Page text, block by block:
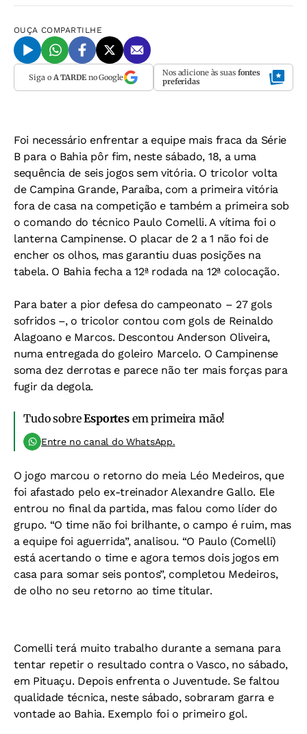
OUÇA COMPARTILHE
Siga o A TARDEno Google Nos adicione às suas fontes
preferidas
Foi necessário enfrentar a equipe mais fraca da Série
B para o Bahia pôr fim, neste sábado, 18, a uma
sequência de seis jogos sem vitória. O tricolor volta
de Campina Grande, Paraíba, com a primeira vitória
fora de casa na competição e também a primeira sob
o comando do técnico Paulo Comelli. A vítima foi o
lanterna Campinense. O placar de 2 a 1 não foi de
encher os olhos, mas garantiu duas posições na
tabela. O Bahia fecha a 12ª rodada na 12ª colocação.
Para bater a pior defesa do campeonato – 27 gols
sofridos –, o tricolor contou com gols de Reinaldo
Alagoano e Marcos. Descontou Anderson Oliveira,
numa entregada do goleiro Marcelo. O Campinense
soma dez derrotas e parece não ter mais forças para
fugir da degola.
Tudo sobreEsportesem primeira mão!
Entre no canal do WhatsApp.
O jogo marcou o retorno do meia Léo Medeiros, que
foi afastado pelo ex-treinador Alexandre Gallo. Ele
entrou no final da partida, mas falou como líder do
grupo. “O time não foi brilhante, o campo é ruim, mas
a equipe foi aguerrida”, analisou. “O Paulo (Comelli)
está acertando o time e agora temos dois jogos em
casa para somar seis pontos”, completou Medeiros,
de olho no seu retorno ao time titular.
Comelli terá muito trabalho durante a semana para
tentar repetir o resultado contra o Vasco, no sábado,
em Pituaçu. Depois enfrenta o Juventude. Se faltou
qualidade técnica, neste sábado, sobraram garra e
vontade ao Bahia. Exemplo foi o primeiro gol.